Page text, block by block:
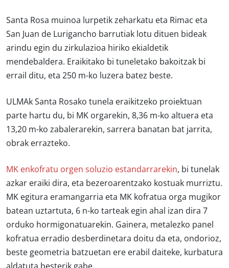
Santa Rosa muinoa lurpetik zeharkatu eta Rimac eta
San Juan de Lurigancho barrutiak lotu dituen bideak
arindu egin du zirkulazioa hiriko ekialdetik
mendebaldera. Eraikitako bi tuneletako bakoitzak bi
errail ditu, eta 250 m-ko luzera batez beste.
ULMAk Santa Rosako tunela eraikitzeko proiektuan
parte hartu du, bi MK orgarekin, 8,36 m-ko altuera eta
13,20 m-ko zabalerarekin, sarrera banatan bat jarrita,
obrak errazteko.
MK enkofratu orgen soluzio estandarrarekin, bi tunelak
azkar eraiki dira, eta bezeroarentzako kostuak murriztu.
MK egitura eramangarria eta MK kofratua orga mugikor
batean uztartuta, 6 n-ko tarteak egin ahal izan dira 7
orduko hormigonatuarekin. Gainera, metalezko panel
kofratua erradio desberdinetara doitu da eta, ondorioz,
beste geometria batzuetan ere erabil daiteke, kurbatura
aldatuta besterik gabe.